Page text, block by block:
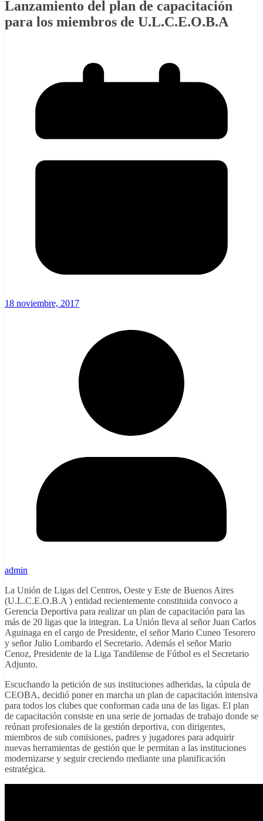
Lanzamiento del plan de capacitación
para los miembros de U.L.C.E.O.B.A
18 noviembre, 2017
admin
La Unión de Ligas del Centros, Oeste y Este de Buenos Aires
(U.L.C.E.O.B.A ) entidad recientemente constituida convoco a
Gerencia Deportiva para realizar un plan de capacitación para las
más de 20 ligas que la integran. La Unión lleva al señor Juan Carlos
Aguinaga en el cargo de Presidente, el señor Mario Cuneo Tesorero
y señor Julio Lombardo el Secretario. Además el señor Mario
Cenoz, Presidente de la Liga Tandilense de Fútbol es el Secretario
Adjunto.
Escuchando la petición de sus instituciones adheridas, la cúpula de
CEOBA, decidió poner en marcha un plan de capacitación intensiva
para todos los clubes que conforman cada una de las ligas. El plan
de capacitación consiste en una serie de jornadas de trabajo donde se
reúnan profesionales de la gestión deportiva, con dirigentes,
miembros de sub comisiones, padres y jugadores para adquirir
nuevas herramientas de gestión que le permitan a las instituciones
modernizarse y seguir creciendo mediante una planificación
estratégica.